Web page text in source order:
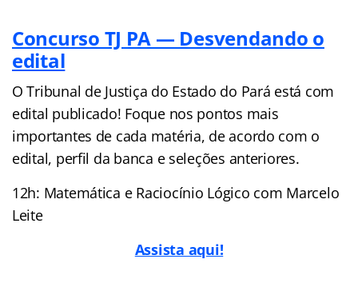
Concurso TJ PA — Desvendando o
edital
O Tribunal de Justiça do Estado do Pará está com
edital publicado! Foque nos pontos mais
importantes de cada matéria, de acordo com o
edital, perfil da banca e seleções anteriores.
12h: Matemática e Raciocínio Lógico com Marcelo
Leite
Assista aqui!